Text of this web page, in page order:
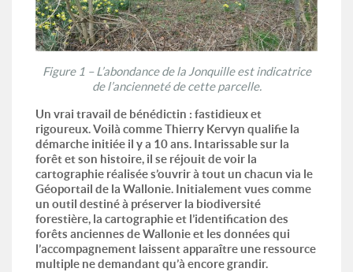
Figure 1 – L’abondance de la Jonquille est indicatrice
de l’ancienneté de cette parcelle.
Un vrai travail de bénédictin : fastidieux et
rigoureux. Voilà comme Thierry Kervyn qualifie la
démarche initiée il y a 10 ans. Intarissable sur la
forêt et son histoire, il se réjouit de voir la
cartographie réalisée s’ouvrir à tout un chacun via le
Géoportail de la Wallonie. Initialement vues comme
un outil destiné à préserver la biodiversité
forestière, la cartographie et l’identification des
forêts anciennes de Wallonie et les données qui
l’accompagnement laissent apparaître une ressource
multiple ne demandant qu’à encore grandir.